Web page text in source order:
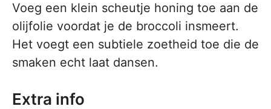
Voeg een klein scheutje honing toe aan de
olijfolie voordat je de broccoli insmeert.
Het voegt een subtiele zoetheid toe die de
smaken echt laat dansen.
Extra info